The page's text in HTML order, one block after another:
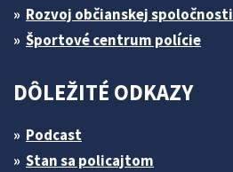
Rozvoj občianskej spoločnosti
Športové centrum polície
DÔLEŽITÉ ODKAZY
Podcast
Stan sa policajtom